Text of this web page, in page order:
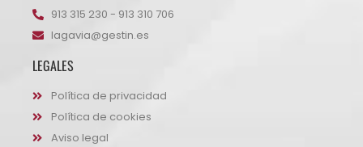
913 315 230 - 913 310 706
lagavia@gestin.es
LEGALES
Política de privacidad
Política de cookies
Aviso legal